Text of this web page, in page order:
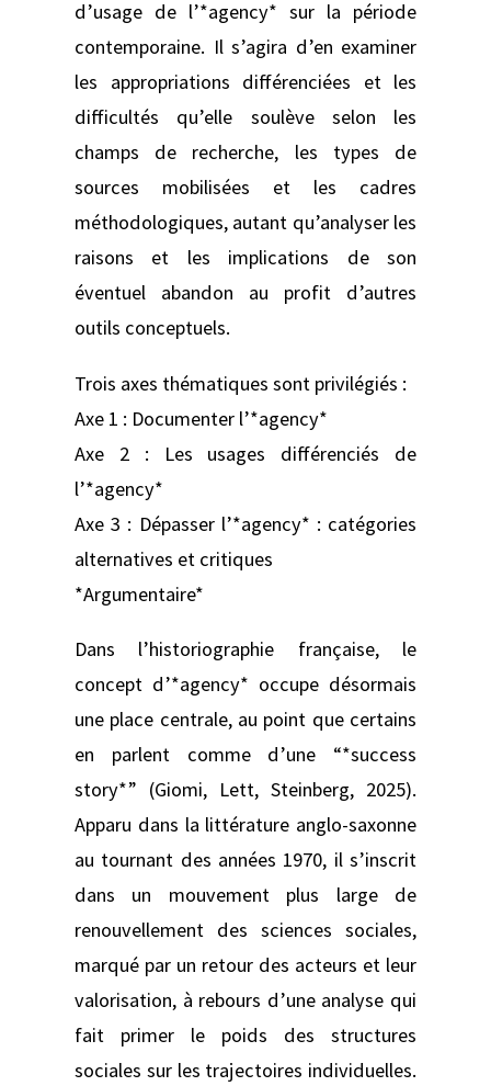
d’usage de l’*agency* sur la période
contemporaine. Il s’agira d’en examiner
les appropriations différenciées et les
difficultés qu’elle soulève selon les
champs de recherche, les types de
sources mobilisées et les cadres
méthodologiques, autant qu’analyser les
raisons et les implications de son
éventuel abandon au profit d’autres
outils conceptuels.
Trois axes thématiques sont privilégiés :
Axe 1 : Documenter l’*agency*
Axe 2 : Les usages différenciés de
l’*agency*
Axe 3 : Dépasser l’*agency* : catégories
alternatives et critiques
*Argumentaire*
Dans l’historiographie française, le
concept d’*agency* occupe désormais
une place centrale, au point que certains
en parlent comme d’une “*success
story*” (Giomi, Lett, Steinberg, 2025).
Apparu dans la littérature anglo-saxonne
au tournant des années 1970, il s’inscrit
dans un mouvement plus large de
renouvellement des sciences sociales,
marqué par un retour des acteurs et leur
valorisation, à rebours d’une analyse qui
fait primer le poids des structures
sociales sur les trajectoires individuelles.